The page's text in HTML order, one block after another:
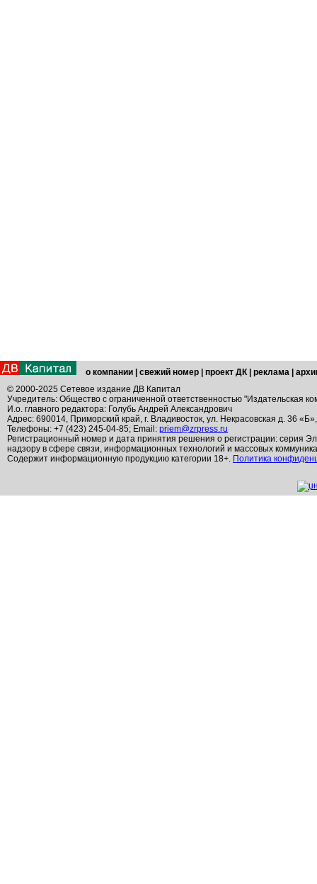
о компании свежий номер проект ДК реклама
© 2000-2025 Сетевое издание ДВ Капитал
Учредитель: Общество с ограниченной ответственностью "Издательская
И.о. главного редактора: Голубь Андрей Александрович
Адрес: 690014, Приморский край, г. Владивосток, ул. Некрасовская д. 36
Телефоны: +7 (423) 245-04-85; Email: priem@zrpress.ru
Регистрационный номер и дата принятия решения о регистрации: серия
надзору в сфере связи, информационных технологий и массовых
Содержит информационную продукцию категории 18+. Политика